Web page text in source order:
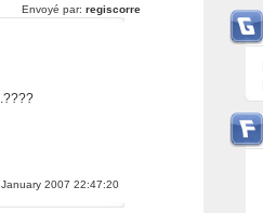
Envoyé par: regiscorre
2007 22:47:20